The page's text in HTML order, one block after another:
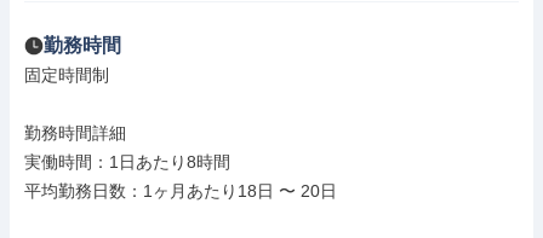
勤務時間
固定時間制
勤務時間詳細
実働時間：1日あたり8時間
平均勤務日数：1ヶ月あたり18日 〜 20日